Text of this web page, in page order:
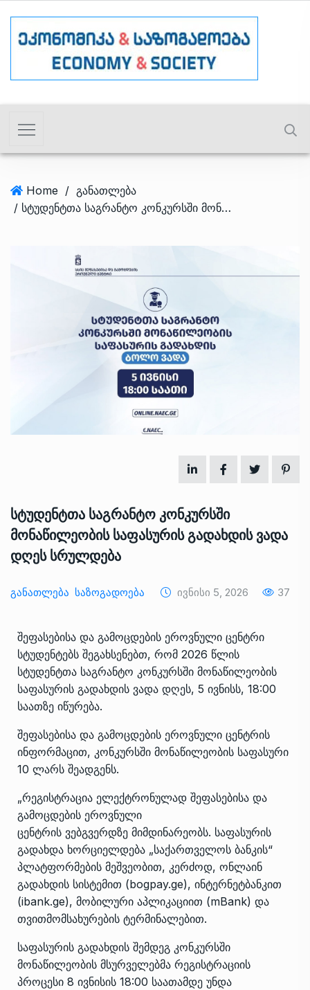
Home / განათლება
/ სტუდენტთა საგრანტო კონკურსში მონაწილეობის საფასურის გადახდის ვადა დღეს სრულდება
სტუდენტთა საგრანტო კონკურსში
მონაწილეობის საფასურის გადახდის ვადა
დღეს სრულდება
Განათლება Საზოგადოება Ივნისი 5, 2026 37
შეფასებისა და გამოცდების ეროვნული ცენტრი
სტუდენტებს შეგახსენებთ, რომ 2026 წლის
სტუდენტთა საგრანტო კონკურსში მონაწილეობის
საფასურის გადახდის ვადა დღეს, 5 ივნისს, 18:00
საათზე იწურება.
შეფასებისა და გამოცდების ეროვნული ცენტრის
ინფორმაცით, კონკურსში მონაწილეობის საფასური
10 ლარს შეადგენს.
„რეგისტრაცია ელექტრონულად შეფასებისა და
გამოცდების ეროვნული
ცენტრის ვებგვერდზე მიმდინარეობს. საფასურის
გადახდა ხორციელდება „საქართველოს ბანკის“
პლატფორმების მეშვეობით, კერძოდ, ონლაინ
გადახდის სისტემით (bogpay.ge), ინტერნეტბანკით
(ibank.ge), მობილური აპლიკაციით (mBank) და
თვითმომსახურების ტერმინალებით.
საფასურის გადახდის შემდეგ კონკურსში
მონაწილეობის მსურველებმა რეგისტრაციის
პროცესი 8 ივნისის 18:00 საათამდე უნდა